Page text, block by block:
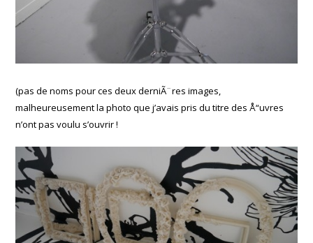
(pas de noms pour ces deux derniÃ¨res images,
malheureusement la photo que j’avais pris du titre des Å“uvres
n’ont pas voulu s’ouvrir !